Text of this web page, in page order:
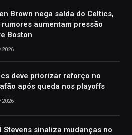
Brown nega saída do Celtics,
rumores aumentam pressão
Boston
2026
deve priorizar reforço no
após queda nos playoffs
2026
Stevens sinaliza mudanças no